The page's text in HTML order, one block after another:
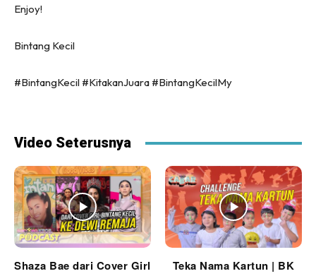
Enjoy!
Bintang Kecil
#BintangKecil #KitakanJuara #BintangKecilMy
Video Seterusnya
Shaza Bae dari Cover Girl
Teka Nama Kartun | BK